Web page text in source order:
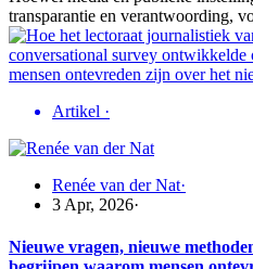
transparantie en verantwoording,
Artikel ·
Renée van der Nat·
3 Apr, 2026·
Nieuwe vragen, nieuwe